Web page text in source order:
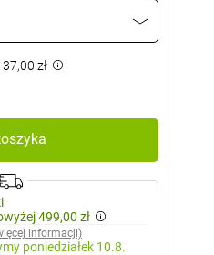
zł
499,00 zł
informacji)
poniedziałek 10.8.